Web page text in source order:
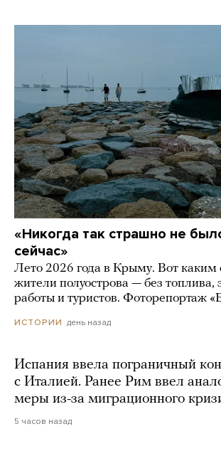
«Никогда так страшно не
сейчас»
Лето 2026 года в Крыму. Вот каким
жители полуострова — без топлива,
работы и туристов. Фоторепортаж
ИСТОРИИ день назад
Испания ввела пограничный
с Италией. Ранее Рим ввел
меры из-за миграционного
5 часов назад